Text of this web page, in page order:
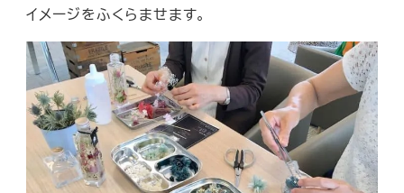
イメージをふくらませます。